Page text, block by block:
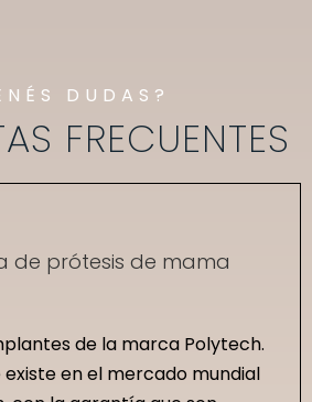
DUDAS?
FRECUENTES
de prótesis de mama
de la marca Polytech.
existe en el mercado mundial